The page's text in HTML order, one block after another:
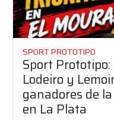
SPORT PROTOTIPO
Sport
Lodeiro y
ganadores de
en La Plata